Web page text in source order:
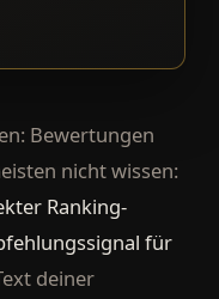
Bewertungen
nicht wissen:
Ranking-
für
deiner